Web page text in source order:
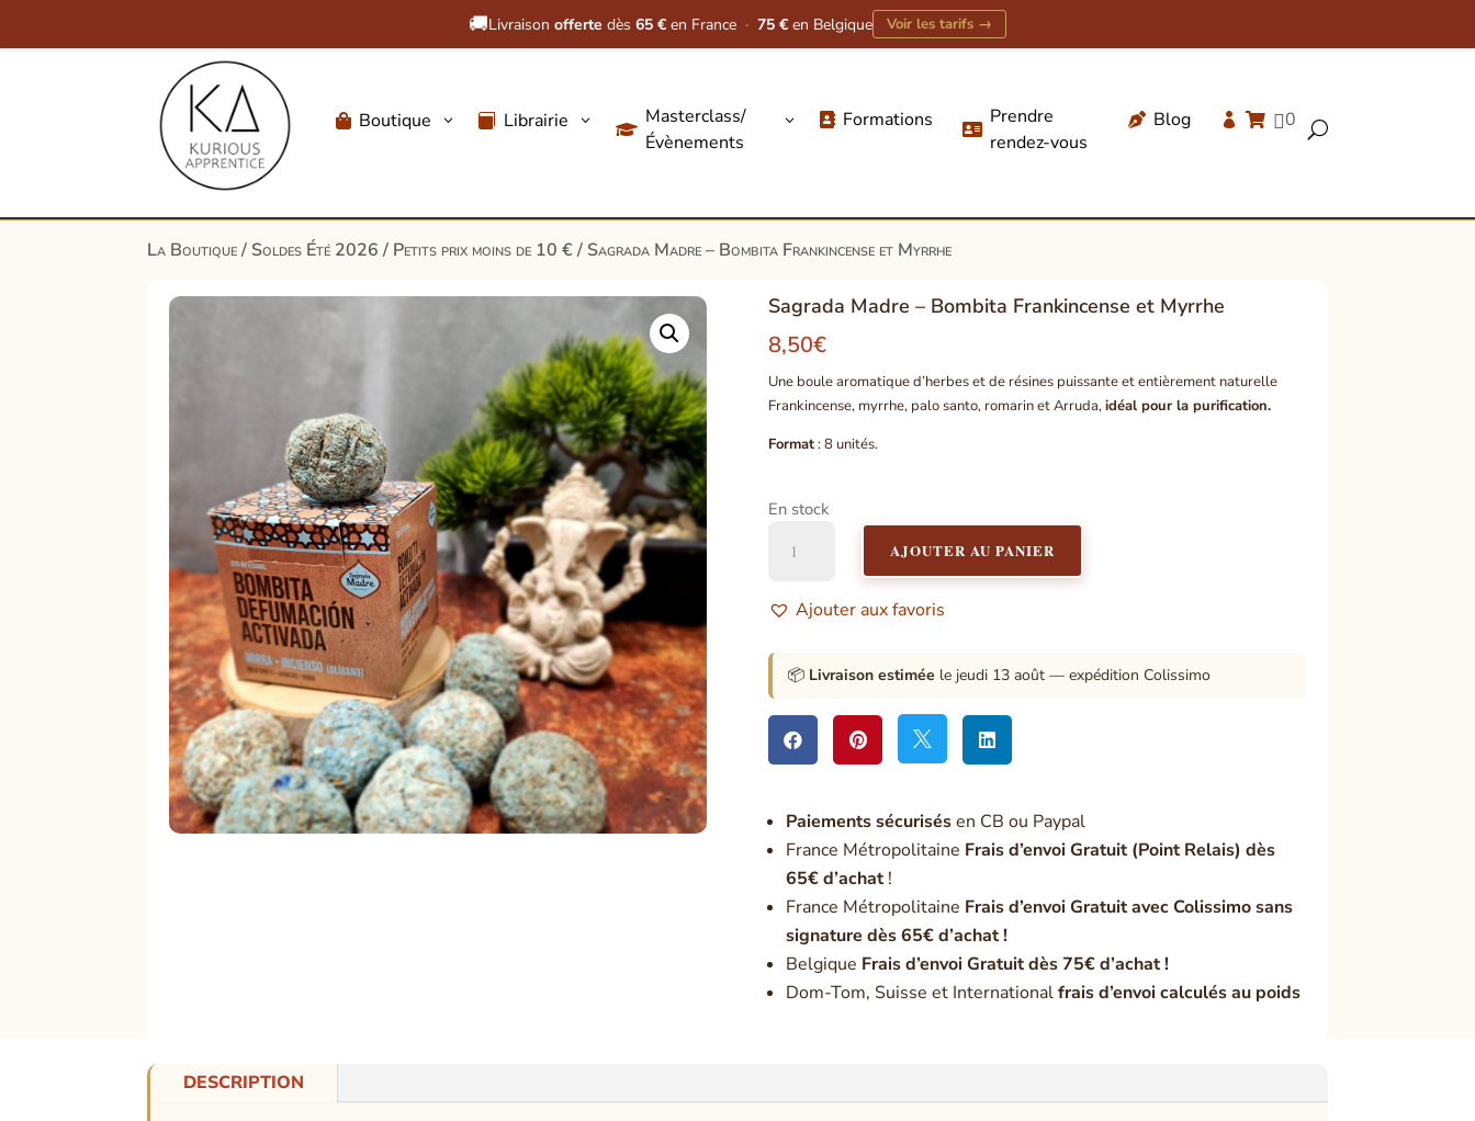
🚚Livraison offerte dès 65 € en France · 75 € en Belgique Voir les tarifs →
 Boutique 3  Librairie 3

Masterclass/
Évènements
3  Formations 
Prendre
rendez-vous
 Blog   0 U
produits
La Boutique/ Soldes Été 2026/ Petits prix moins de 10 €/ Sagrada Madre – Bombita Frankincense et Myrrhe
Sagrada Madre – Bombita Frankincense et Myrrhe
8,50€
Une boule aromatique d’herbes et de résines puissante et entièrement naturelle
Frankincense, myrrhe, palo santo, romarin et Arruda,idéal pour la purification.
Format: 8 unités.
En stock
Madre
Bombita
Frankincense
et
Myrrhe
AJOUTER AU PANIER
Ajouter aux favoris
📦 Livraison estimée le jeudi 13 août — expédition Colissimo
   
Paiements sécurisésen CB ou Paypal
France Métropolitaine Frais d’envoi Gratuit (Point Relais) dès
65€ d’achat!
France Métropolitaine Frais d’envoi Gratuit avec Colissimo sans
signature dès 65€ d’achat !
Belgique Frais d’envoi Gratuit dès 75€ d’achat !
Dom-Tom, Suisse et Internationalfrais d’envoi calculés au poids
DESCRIPTION